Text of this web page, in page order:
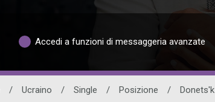
Accedi a funzioni di messaggeria avanzate
/ Ucraino / Single / Posizione / Donets'k